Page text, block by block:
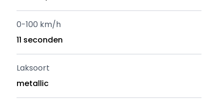
0-100 km/h
11 seconden
Laksoort
metallic